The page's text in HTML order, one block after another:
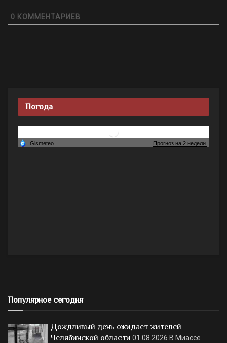
0 КОММЕНТАРИЕВ
Погода
Популярное сегодня
Дождливый день ожидает жителей
Челябинской области 01.08.2026 В Миассе